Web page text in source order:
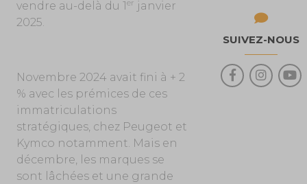
vendre au-delà du 1 er janvier
2025.
Novembre 2024 avait fini à + 2
% avec les prémices de ces
immatriculations
stratégiques, chez Peugeot et
Kymco notamment. Mais en
décembre, les marques se
sont lâchées et une grande
SUIVEZ-NOUS